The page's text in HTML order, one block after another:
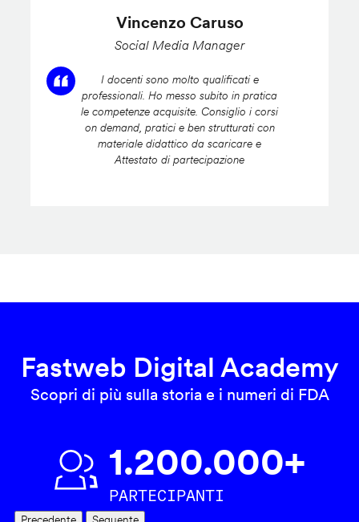
Vincenzo Caruso
Social Media Manager
I docenti sono molto qualificati e
professionali. Ho messo subito in pratica
le competenze acquisite. Consiglio i corsi
on demand, pratici e ben strutturati con
materiale didattico da scaricare e
Attestato di partecipazione
Fastweb Digital Academy
Scopri di più sulla storia e i numeri di FDA
1.200.000+
PARTECIPANTI